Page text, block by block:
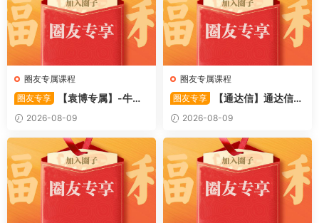
圈友专属课程
圈友专享
【袁博专属】-牛散
特训营专栏 （牛散专属 加息-
机遇-财富）共4视频
2026-08-09
圈友专属课程
圈友专享
【通达信】通达信
〖利多阳〗副图/选股 全均线
多头排列与超强阳线选股策略
源码
2026-08-09